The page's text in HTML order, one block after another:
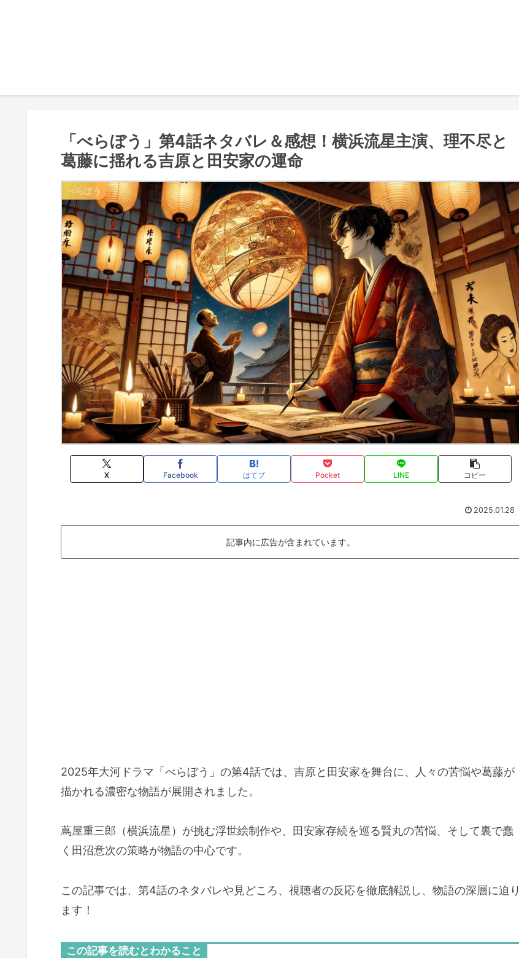
「べらぼう」第4話ネタバレ＆感想！横浜流星主演、理不尽と
葛藤に揺れる吉原と田安家の運命
べらぼう
X Facebook はてブ Pocket LINE コピー
2025.01.28
記事内に広告が含まれています。
2025年大河ドラマ「べらぼう」の第4話では、吉原と田安家を舞台に、人々の苦悩や葛藤が
描かれる濃密な物語が展開されました。
蔦屋重三郎（横浜流星）が挑む浮世絵制作や、田安家存続を巡る賢丸の苦悩、そして裏で蠢
く田沼意次の策略が物語の中心です。
この記事では、第4話のネタバレや見どころ、視聴者の反応を徹底解説し、物語の深層に迫り
ます！
この記事を読むとわかること